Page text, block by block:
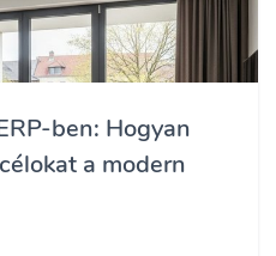
ben: Hogyan
a modern